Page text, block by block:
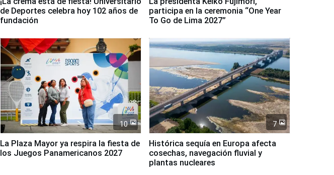
de Deportes celebra hoy 102 años de
fundación
participa en la ceremonia “One Year
To Go de Lima 2027”
10
La Plaza Mayor ya respira la fiesta de
los Juegos Panamericanos 2027
7
Histórica sequía en Europa afecta
cosechas, navegación fluvial y
plantas nucleares